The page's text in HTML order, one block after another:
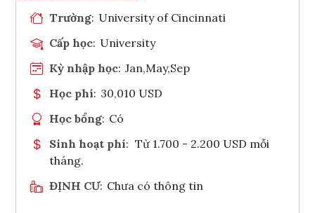
Trường: University of Cincinnati
Cấp học: University
Kỳ nhập học: Jan,May,Sep
Học phí: 30,010 USD
Học bổng: Có
Sinh hoạt phí: Từ 1.700 - 2.200 USD mỗi
tháng.
ĐỊNH CƯ: Chưa có thông tin